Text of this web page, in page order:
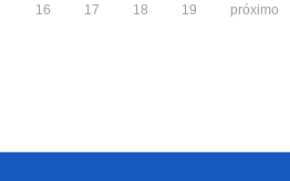
16 17 18 19 próximo